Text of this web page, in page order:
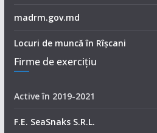
madrm.gov.md
Locuri de muncă în Rîșcani
Firme de exerciţiu
Active în 2019-2021
F.E. SeaSnaks S.R.L.